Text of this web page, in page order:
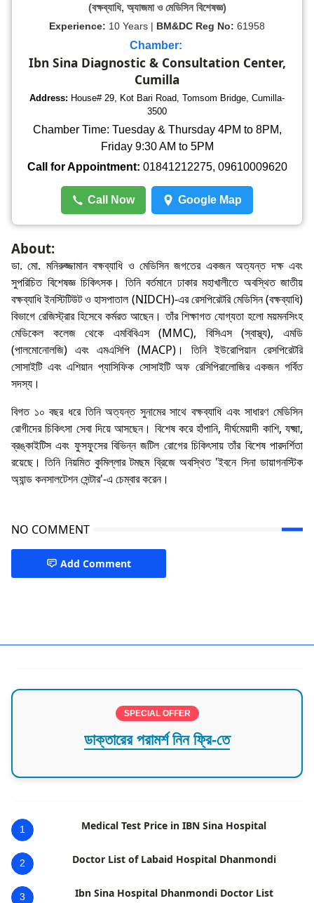
(বক্ষব্যাধি, অ্যাজমা ও মেডিসিন বিশেষজ্ঞ)
Experience: 10 Years | BM&DC Reg No: 61958
Chamber:
Ibn Sina Diagnostic & Consultation Center,
Cumilla
Address: House# 29, Kot Bari Road, Tomsom Bridge, Cumilla-
3500
Chamber Time: Tuesday & Thursday 4PM to 8PM,
Friday 9:30 AM to 5PM
Call for Appointment: 01841212275, 09610009620
Call Now Google Map
About:
ডা. মো. মনিরুজ্জামান বক্ষব্যাধি ও মেডিসিন জগতের একজন অত্যন্ত দক্ষ এবং
সুপরিচিত বিশেষজ্ঞ চিকিৎসক। তিনি বর্তমানে ঢাকার মহাখালীতে অবস্থিত জাতীয়
বক্ষব্যাধি ইনস্টিটিউট ও হাসপাতাল (NIDCH)-এর রেসপিরেটরি মেডিসিন (বক্ষব্যাধি)
বিভাগে রেজিস্ট্রার হিসেবে কর্মরত আছেন। তাঁর শিক্ষাগত যোগ্যতা হলো ময়মনসিংহ
মেডিকেল কলেজ থেকে এমবিবিএস (MMC), বিসিএস (স্বাস্থ্য), এমডি
(পালমোনোলজি) এবং এমএসিপি (MACP)। তিনি ইউরোপিয়ান রেসপিরেটরি
সোসাইটি এবং এশিয়ান প্যাসিফিক সোসাইটি অফ রেসিপিরালোজির একজন গর্বিত
সদস্য।
বিগত ১০ বছর ধরে তিনি অত্যন্ত সুনামের সাথে বক্ষব্যাধি এবং সাধারণ মেডিসিন
রোগীদের চিকিৎসা সেবা দিয়ে আসছেন। বিশেষ করে হাঁপানি, দীর্ঘমেয়াদী কাশি, যক্ষ্মা,
ব্রঙ্কাইটিস এবং ফুসফুসের বিভিন্ন জটিল রোগের চিকিৎসায় তাঁর বিশেষ পারদর্শিতা
রয়েছে। তিনি নিয়মিত কুমিল্লার টমছম ব্রিজে অবস্থিত 'ইবনে সিনা ডায়াগনস্টিক
অ্যান্ড কনসালটেশন সেন্টার'-এ চেম্বার করেন।
NO COMMENT
Add Comment
SPECIAL OFFER
ডাক্তারের পরামর্শ নিন ফ্রি-তে
1 Medical Test Price in IBN Sina Hospital
2 Doctor List of Labaid Hospital Dhanmondi
3 Ibn Sina Hospital Dhanmondi Doctor List